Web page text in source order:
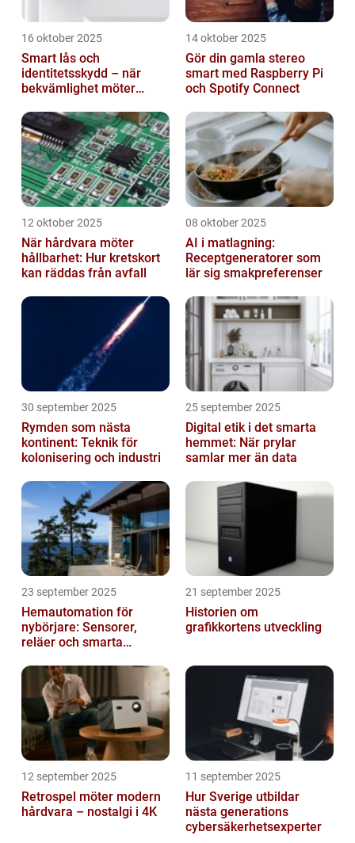
16 oktober 2025
Smart lås och
identitetsskydd – när
bekvämlighet möter
14 oktober 2025
Gör din gamla stereo
smart med Raspberry Pi
och Spotify Connect
12 oktober 2025
När hårdvara möter
hållbarhet: Hur kretskort
kan räddas från avfall
08 oktober 2025
AI i matlagning:
Receptgeneratorer som
lär sig smakpreferenser
30 september 2025
Rymden som nästa
kontinent: Teknik för
kolonisering och industri
25 september 2025
Digital etik i det smarta
hemmet: När prylar
samlar mer än data
23 september 2025
Hemautomation för
nybörjare: Sensorer,
reläer och smarta
21 september 2025
Historien om
grafikkortens utveckling
12 september 2025
Retrospel möter modern
hårdvara – nostalgi i 4K
11 september 2025
Hur Sverige utbildar
nästa generations
cybersäkerhetsexperter